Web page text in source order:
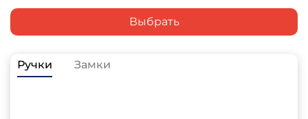
Выбрать
Ручки Замки